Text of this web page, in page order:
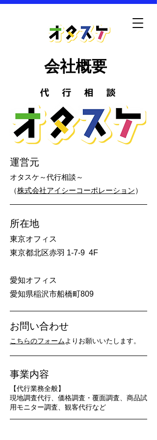
会社概要
運営元
オタスケ～代行相談～
​（株式会社アイシーコーポレーション）
所在地
東京オフィス
東京都北区赤羽 1-7-9 4F​
愛知オフィス
​愛知県稲沢市船橋町809
お問い合わせ
こちらのフォームよりお願いいたします。
事業内容
【代行業務全般】
現地調査代行、価格調査・覆面調査​、商品試
用モニター調査、観客代行など